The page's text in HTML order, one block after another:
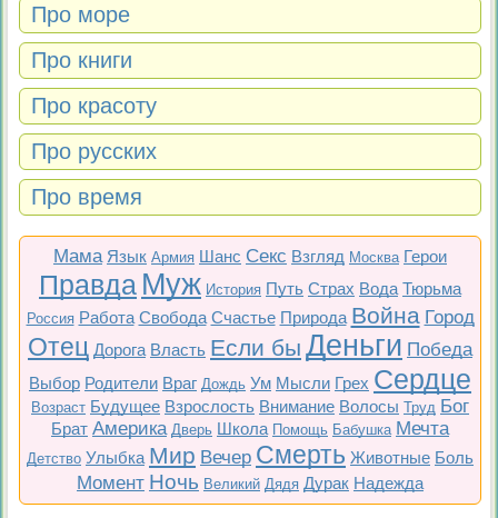
Про море
Про книги
Про красоту
Про русских
Про время
Мама Язык Армия Шанс Секс Взгляд Москва Герои
Правда Муж История Путь Страх Вода Тюрьма
Россия Работа Свобода Счастье Природа Война Город
Отец Дорога Власть Если бы Деньги Победа
Выбор Родители Враг Дождь Ум Мысли Грех Сердце
Возраст Будущее Взрослость Внимание Волосы Труд Бог
Брат Америка Дверь Школа Помощь Бабушка Мечта
Детство Улыбка Мир Вечер Смерть Животные Боль
Момент Ночь Великий Дядя Дурак Надежда